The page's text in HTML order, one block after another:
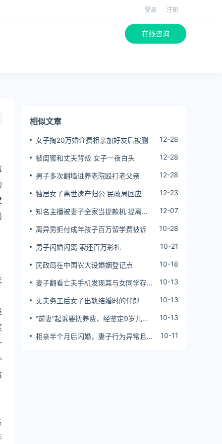
登录 注册
在线咨询
相似文章
女子掏20万婚介费相亲加好友后被删 12-28
被闺蜜和丈夫背叛 女子一夜白头 12-28
男子多次翻墙进养老院殴打老父亲 12-28
独居女子离世遗产归公 民政局回应 12-23
知名主播被妻子全家当提款机 提离婚
12-07
离异男拒付成年孩子百万留学费被诉 10-28
男子闪婚闪离 索还百万彩礼 10-21
民政局在中国农大设婚姻登记点 10-18
妻子翻看亡夫手机发现其与女同学存婚
10-13
丈夫务工后女子出轨结婚时的伴郎 10-13
“前妻”起诉要抚养费，经鉴定9岁儿子
10-13
相亲半个月后闪婚，妻子行为异常且持
10-11